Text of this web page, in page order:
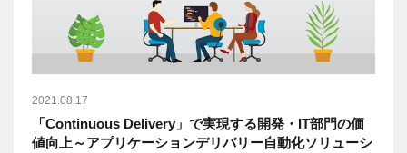
2021.08.17
「Continuous Delivery」で実現する開発・IT部門の価
値向上～アプリケーションデリバリー自動化ソリューシ